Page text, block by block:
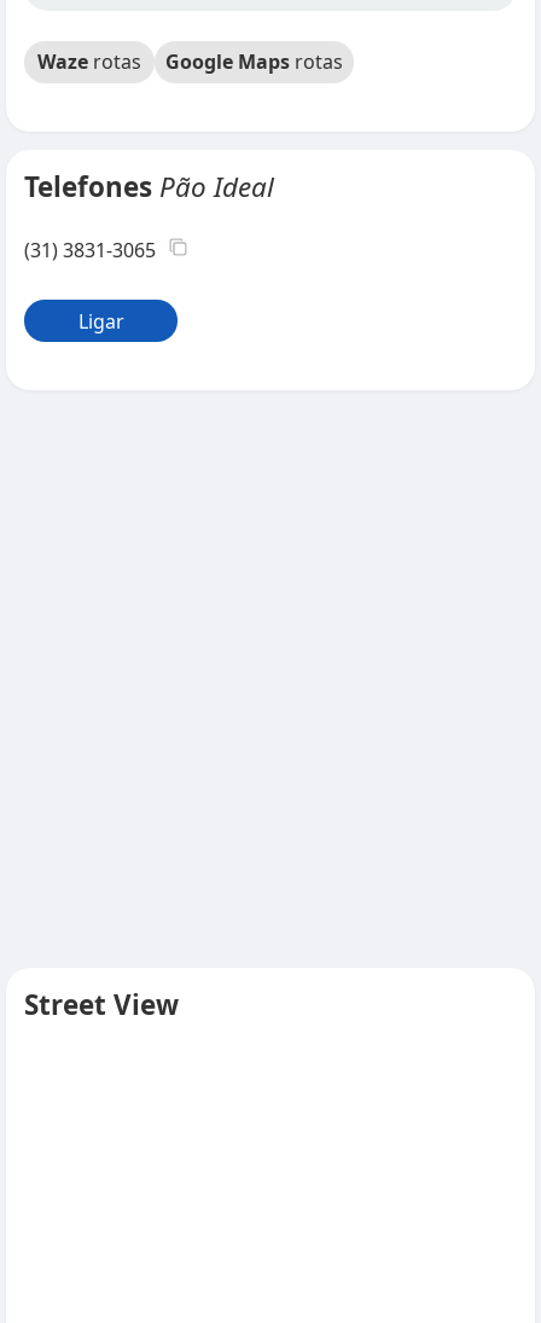
Waze rotas Google Maps rotas
Telefones Pão Ideal
(31) 3831-3065
Ligar
Street View